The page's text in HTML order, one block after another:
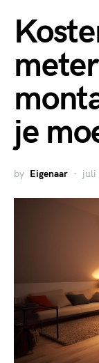
je
by Eigenaar juli